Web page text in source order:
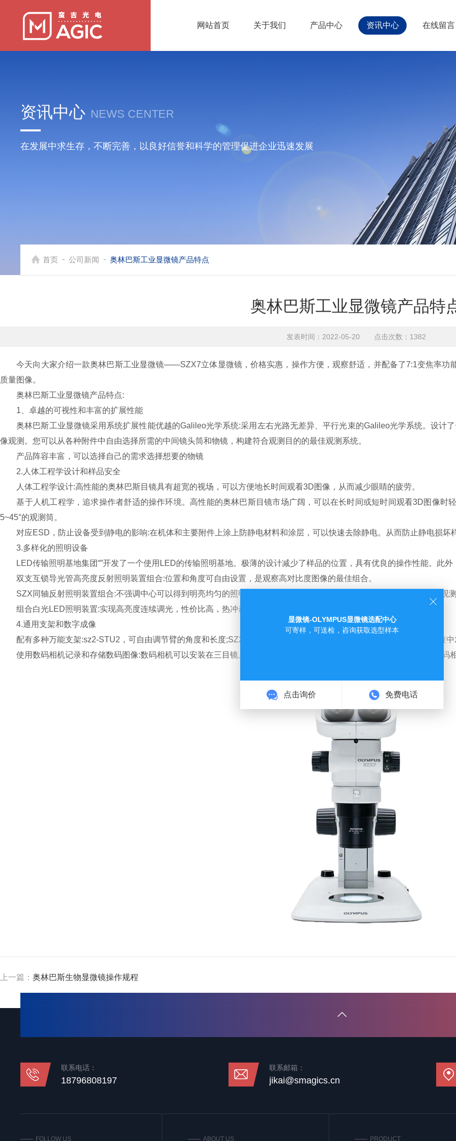
网站首页 关于我们 产品中心 资讯中心 在线留言
资讯中心 NEWS CENTER
在发展中求生存，不断完善，以良好信誉和科学的管理促进企业迅速发展
首页 - 公司新闻 - 奥林巴斯工业显微镜产品特点
奥林巴斯工业显微镜产品特
发表时间：2022-05-20 点击次数：1382
今天向大家介绍一款奥林巴斯工业显微镜——SZX7立体显微镜，价格实惠，操作方便，观察舒适，并配备了7:1变焦率功
质量图像。
奥林巴斯工业显微镜产品特点:
1、卓越的可视性和丰富的扩展性能
奥林巴斯工业显微镜采用系统扩展性能优越的Galileo光学系统:采用左右光路无差异、平行光束的Galileo光学系统。设计
像观测。您可以从各种附件中自由选择所需的中间镜头筒和物镜，构建符合观测目的的最佳观测系统。
产品阵容丰富，可以选择自己的需求选择想要的物镜
2.人体工程学设计和样品安全
人体工程学设计:高性能的奥林巴斯目镜具有超宽的视场，可以方便地长时间观看3D图像，从而减少眼睛的疲劳。
基于人机工程学，追求操作者舒适的操作环境。高性能的奥林巴斯目镜市场广阔，可以在长时间或短时间观看3D图像时
5~45°的观测筒。
对应ESD，防止设备受到静电的影响:在机体和主要附件上涂上防静电材料和涂层，可以快速去除静电。从而防止静电损坏
3.多样化的照明设备
LED传输照明基地集团“”开发了一个使用LED的传输照明基地。极薄的设计减少了样品的位置，具有优良的操作性能。此外
双支互锁导光管高亮度反射照明装置组合:位置和角度可自由设置，是观察高对比度图像的最佳组合。
SZX同轴反射照明装置组合:不强调中心可以得到明亮均匀的照明。配备偏振器和1/4λ波长板，可对偏转反射照明下无法观
组合白光LED照明装置:实现高亮度连续调光，性价比高，热冲击小，使用寿命长。
4.通用支架和数字成像
配有多种万能支架:sz2-STU2，可自由调节臂的角度和长度;SZ2-STU3，可固定在设备侧面，在工程流水线的装配和检查
使用数码相机记录和存储数码图像:数码相机可以安装在三目镜上。可以保存和记录数字图像，以帮助创建观察报告。数码
上一篇： 奥林巴斯生物显微镜操作规程
联系电话：
18796808197
联系邮箱：
jikai@smagics.cn
FOLLOW US ABOUT US PRODUCT
显微镜-OLYMPUS显微镜选配中心
可寄样，可送检，咨询获取选型样本
点击询价 免费电话